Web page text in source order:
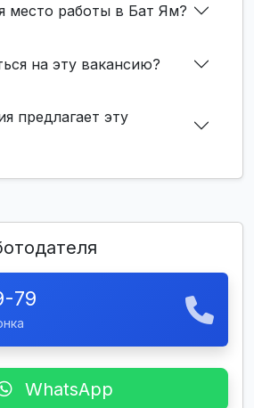
место работы в Бат Ям?
на эту вакансию?
предлагает эту
79
WhatsApp